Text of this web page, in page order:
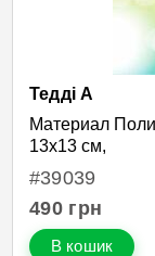
Тедді А
Материал
13х13 см,
#39039
490 грн
В кошик